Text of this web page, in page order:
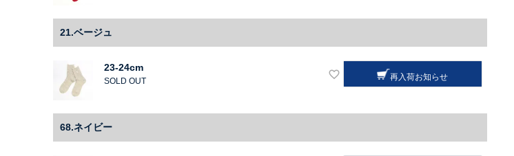
21.ベージュ
23-24cm
SOLD OUT 再入荷お知らせ
68.ネイビー